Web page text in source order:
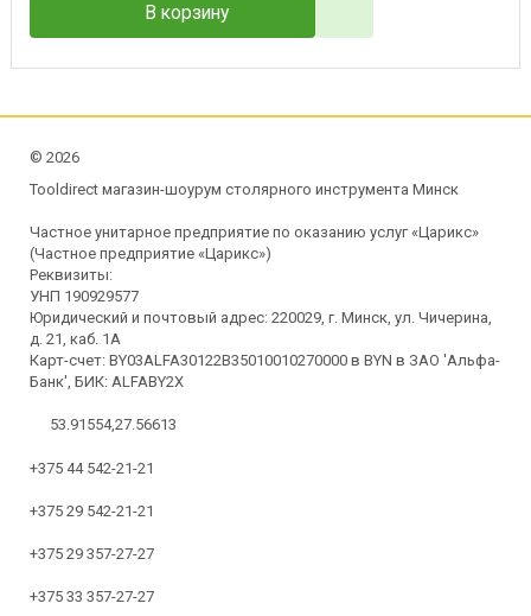
В корзину
© 2026
Tooldirect магазин-шоурум столярного инструмента Минск
Частное унитарное предприятие по оказанию услуг «Царикс»
(Частное предприятие «Царикс»)
Реквизиты:
УНП 190929577
Юридический и почтовый адрес: 220029, г. Минск, ул. Чичерина,
д. 21, каб. 1А
Карт-счет: BY03ALFA30122B35010010270000 в BYN в ЗАО 'Альфа-
Банк', БИК: ALFABY2X
53.91554,27.56613
+375 44 542-21-21
+375 29 542-21-21
+375 29 357-27-27
+375 33 357-27-27